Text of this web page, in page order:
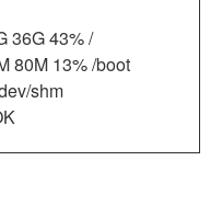
36G 43% /
80M 13% /boot
shm